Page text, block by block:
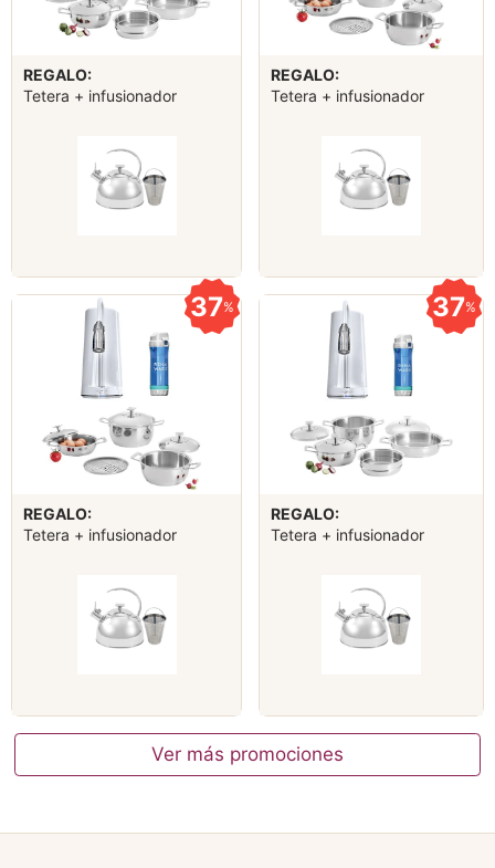
REGALO:
Tetera + infusionador
REGALO:
Tetera + infusionador
37%
REGALO:
Tetera + infusionador
37%
REGALO:
Tetera + infusionador
Ver más promociones